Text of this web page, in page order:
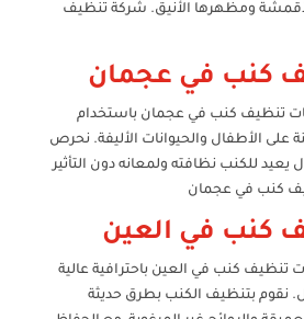
ومظهرها الأنيق. شركة تنظيف
كنب في عجمان
تنظيف كنب في عجمان باستخدام
على الأطفال والحيوانات الأليفة. نحرص
للكنب نظافته ولمعانه دون التأثير
كنب في عجمان
كنب في العين
تنظيف كنب في العين باحترافية عالية
نقوم بتنظيف الكنب بطرق حديثة